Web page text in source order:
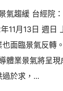
氣趨緩 台經院
11月13日 週日
面臨景氣反轉
體業景氣將呈
於求，...